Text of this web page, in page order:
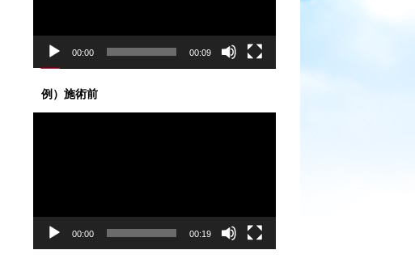
00:00 00:09
例）施術前
00:00 00:19